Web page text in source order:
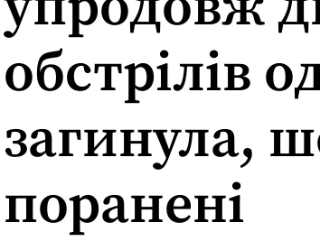
обстрілів
загинула,
поранені